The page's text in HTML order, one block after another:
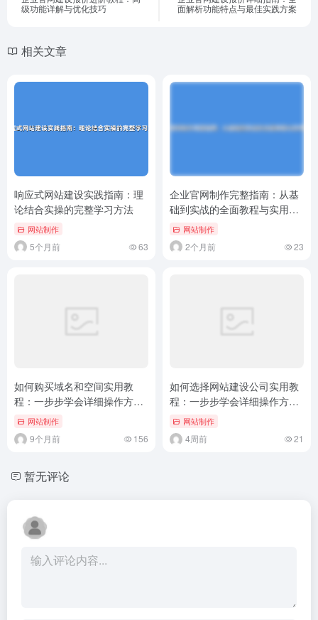
级功能详解与优化技巧
面解析功能特点与最佳实践方案
相关文章
响应式网站建设实践指南：理
论结合实操的完整学习方法
网站制作
5个月前 63
企业官网制作完整指南：从基
础到实战的全面教程与实用技
巧
网站制作
2个月前 23
如何购买域名和空间实用教
程：一步步学会详细操作方法
和核心步骤
网站制作
9个月前 156
如何选择网站建设公司实用教
程：一步步学会详细操作方法
和核心..
网站制作
4周前 21
暂无评论